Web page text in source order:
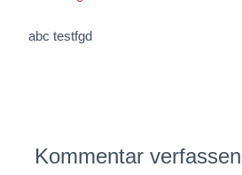
abc testfgd
Kommentar verfassen